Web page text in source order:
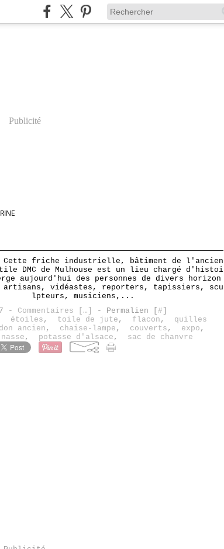
Publicité
>> Cette friche industrielle, bâtiment de l'ancien
DMC de Mulhouse est un lieu chargé d'histoi
aujourd'hui des personnes de divers horizon
vidéastes, reporters, tapissiers, scu
lpteurs, musiciens,...
- Commentaires [ … - Permalien [ #
étoiles , toile de jute , flacon , quilles
ancien , chaise-lampe , couverts , expo ,
nasse , potasse d'alsace , sac de chanvre